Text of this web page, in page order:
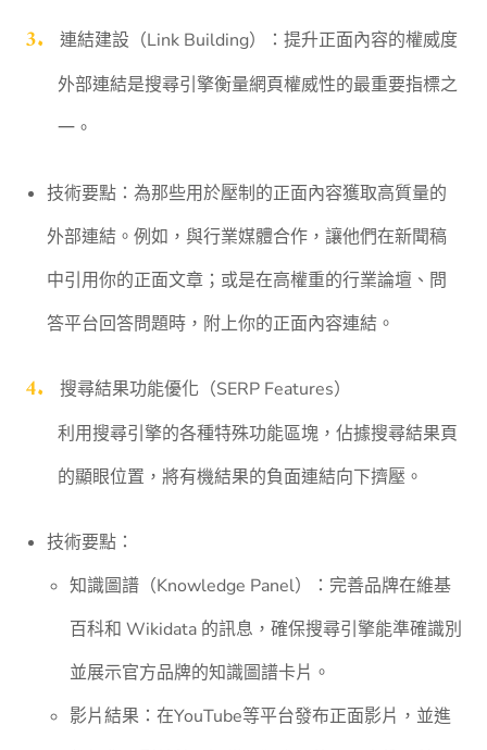
連結建設（Link Building）：提升正面內容的權威度
外部連結是搜尋引擎衡量網頁權威性的最重要指標之
一。
技術要點：為那些用於壓制的正面內容獲取高質量的
外部連結。例如，與行業媒體合作，讓他們在新聞稿
中引用你的正面文章；或是在高權重的行業論壇、問
答平台回答問題時，附上你的正面內容連結。
搜尋結果功能優化（SERP Features）
利用搜尋引擎的各種特殊功能區塊，佔據搜尋結果頁
的顯眼位置，將有機結果的負面連結向下擠壓。
技術要點：
知識圖譜（Knowledge Panel）：完善品牌在維基
百科和 Wikidata 的訊息，確保搜尋引擎能準確識別
並展示官方品牌的知識圖譜卡片。
影片結果：在YouTube等平台發布正面影片，並進